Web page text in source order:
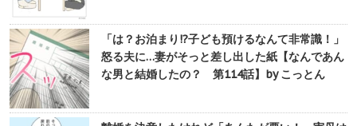
「は？お泊まり!?子ども預けるなんて非常識！」
怒る夫に…妻がそっと差し出した紙【なんであん
な男と結婚したの？ 第114話】by こっとん